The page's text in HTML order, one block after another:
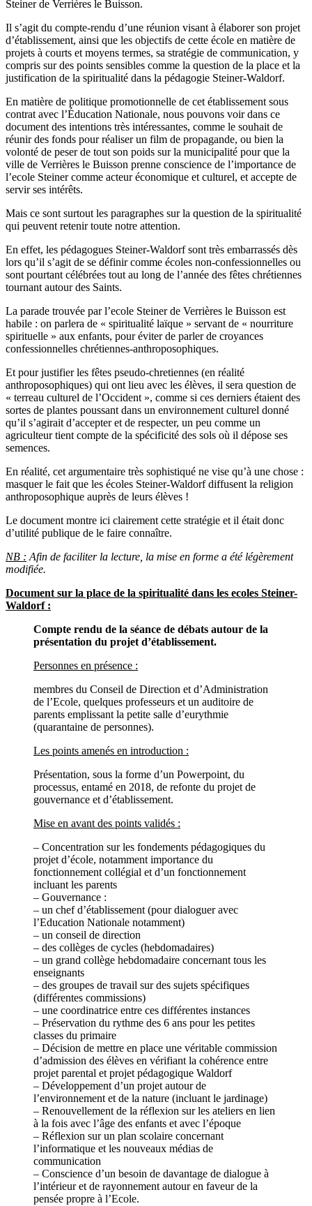
Steiner de Verrières le Buisson.
Il s’agit du compte-rendu d’une réunion visant à élaborer son projet
d’établissement, ainsi que les objectifs de cette école en matière de
projets à courts et moyens termes, sa stratégie de communication, y
compris sur des points sensibles comme la question de la place et la
justification de la spiritualité dans la pédagogie Steiner-Waldorf.
En matière de politique promotionnelle de cet établissement sous
contrat avec l’Éducation Nationale, nous pouvons voir dans ce
document des intentions très intéressantes, comme le souhait de
réunir des fonds pour réaliser un film de propagande, ou bien la
volonté de peser de tout son poids sur la municipalité pour que la
ville de Verrières le Buisson prenne conscience de l’importance de
l’ecole Steiner comme acteur économique et culturel, et accepte de
servir ses intérêts.
Mais ce sont surtout les paragraphes sur la question de la spiritualité
qui peuvent retenir toute notre attention.
En effet, les pédagogues Steiner-Waldorf sont très embarrassés dès
lors qu’il s’agit de se définir comme écoles non-confessionnelles ou
sont pourtant célébrées tout au long de l’année des fêtes chrétiennes
tournant autour des Saints.
La parade trouvée par l’ecole Steiner de Verrières le Buisson est
habile : on parlera de « spiritualité laïque » servant de « nourriture
spirituelle » aux enfants, pour éviter de parler de croyances
confessionnelles chrétiennes-anthroposophiques.
Et pour justifier les fêtes pseudo-chretiennes (en réalité
anthroposophiques) qui ont lieu avec les élèves, il sera question de
« terreau culturel de l’Occident », comme si ces derniers étaient des
sortes de plantes poussant dans un environnement culturel donné
qu’il s’agirait d’accepter et de respecter, un peu comme un
agriculteur tient compte de la spécificité des sols où il dépose ses
semences.
En réalité, cet argumentaire très sophistiqué ne vise qu’à une chose :
masquer le fait que les écoles Steiner-Waldorf diffusent la religion
anthroposophique auprès de leurs élèves !
Le document montre ici clairement cette stratégie et il était donc
d’utilité publique de le faire connaître.
NB : Afin de faciliter la lecture, la mise en forme a été légèrement
modifiée.
Document sur la place de la spiritualité dans les ecoles Steiner-
Waldorf :
Compte rendu de la séance de débats autour de la
présentation du projet d’établissement.
Personnes en présence :
membres du Conseil de Direction et d’Administration
de l’Ecole, quelques professeurs et un auditoire de
parents emplissant la petite salle d’eurythmie
(quarantaine de personnes).
Les points amenés en introduction :
Présentation, sous la forme d’un Powerpoint, du
processus, entamé en 2018, de refonte du projet de
gouvernance et d’établissement.
Mise en avant des points validés :
– Concentration sur les fondements pédagogiques du
projet d’école, notamment importance du
fonctionnement collégial et d’un fonctionnement
incluant les parents
– Gouvernance :
– un chef d’établissement (pour dialoguer avec
l’Education Nationale notamment)
– un conseil de direction
– des collèges de cycles (hebdomadaires)
– un grand collège hebdomadaire concernant tous les
enseignants
– des groupes de travail sur des sujets spécifiques
(différentes commissions)
– une coordinatrice entre ces différentes instances
– Préservation du rythme des 6 ans pour les petites
classes du primaire
– Décision de mettre en place une véritable commission
d’admission des élèves en vérifiant la cohérence entre
projet parental et projet pédagogique Waldorf
– Développement d’un projet autour de
l’environnement et de la nature (incluant le jardinage)
– Renouvellement de la réflexion sur les ateliers en lien
à la fois avec l’âge des enfants et avec l’époque
– Réflexion sur un plan scolaire concernant
l’informatique et les nouveaux médias de
communication
– Conscience d’un besoin de davantage de dialogue à
l’intérieur et de rayonnement autour en faveur de la
pensée propre à l’Ecole.